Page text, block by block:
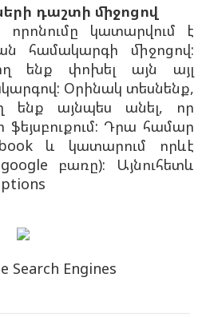
դաշտի միջոցով
որոնումը կատարվում է
համակարգի միջոցով:
ենք փոխել այն այլ
Օրինակ տեսնենք,
ենք այնպես անել, որ
ֆեյսբուքում: Դրա համար
և կատարում որևէ
բառը): Այնուհետև
Search Engines